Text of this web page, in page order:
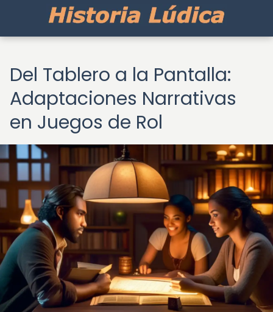
Del Tablero a la Pantalla:
Adaptaciones Narrativas
en Juegos de Rol